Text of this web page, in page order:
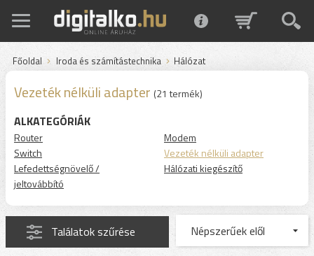
Főoldal Iroda és számítástechnika Hálózat
Vezeték nélküli adapter (21 termék)
ALKATEGÓRIÁK
Router
Switch
Lefedettségnövelő /
jeltovábbító
Modem
Vezeték nélküli adapter
Hálózati kiegészítő
Találatok szűrése